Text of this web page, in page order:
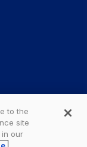
ATIV.
to the
site
in our